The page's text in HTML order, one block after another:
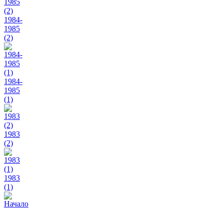
1984-
1985
(2)
1984-
1985
(1)
1983
(2)
1983
(1)